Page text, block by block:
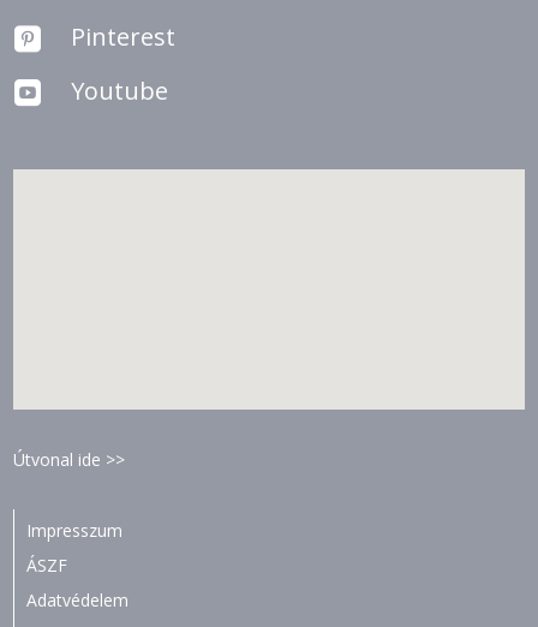
 Pinterest
 Youtube
Útvonal ide >>
Impresszum
ÁSZF
Adatvédelem